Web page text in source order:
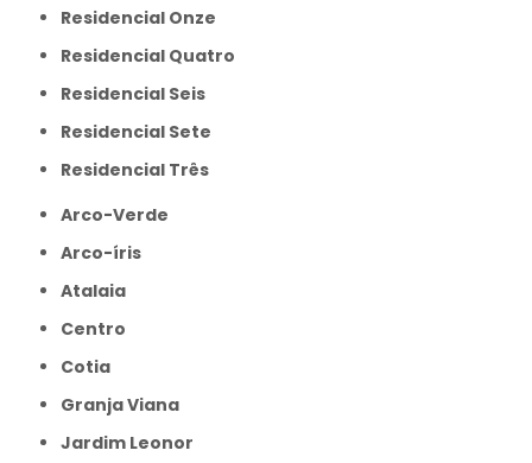
Residencial Onze
Residencial Quatro
Residencial Seis
Residencial Sete
Residencial Três
Arco-Verde
Arco-íris
Atalaia
Centro
Cotia
Granja Viana
Jardim Leonor